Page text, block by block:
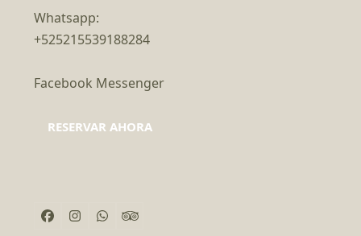
Whatsapp:
+525215539188284
Facebook Messenger
RESERVAR AHORA
Facebook
Instagram
WhatsappTripadvisor